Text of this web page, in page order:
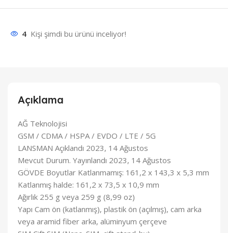
4 Kişi şimdi bu ürünü inceliyor!
Açıklama
AĞ Teknolojisi
GSM / CDMA / HSPA / EVDO / LTE / 5G
LANSMAN Açıklandı 2023, 14 Ağustos
Mevcut Durum. Yayınlandı 2023, 14 Ağustos
GÖVDE Boyutlar Katlanmamış: 161,2 x 143,3 x 5,3 mm
Katlanmış halde: 161,2 x 73,5 x 10,9 mm
Ağırlık 255 g veya 259 g (8,99 oz)
Yapı Cam ön (katlanmış), plastik ön (açılmış), cam arka
veya aramid fiber arka, alüminyum çerçeve